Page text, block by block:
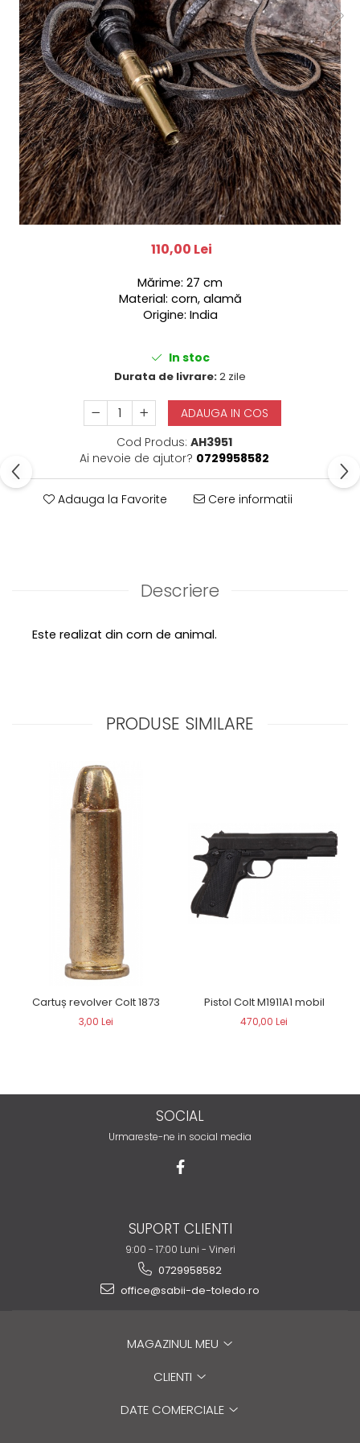
110,00 Lei
Mărime: 27 cm
Material: corn, alamă
Origine: India
In stoc
Durata de livrare:2 zile
ADAUGA IN COS
Cod Produs: AH3951
Ai nevoie de ajutor? 0729958582
Adauga la Favorite Cere informatii
Descriere
Este realizat din corn de animal.
PRODUSE SIMILARE
Cartuș revolver Colt 1873
3,00 Lei
Pistol Colt M1911A1 mobil
470,00 Lei
SOCIAL
Urmareste-ne in social media
SUPORT CLIENTI
9:00 - 17:00 Luni - Vineri
0729958582
office@sabii-de-toledo.ro
MAGAZINUL MEU
CLIENTI
DATE COMERCIALE